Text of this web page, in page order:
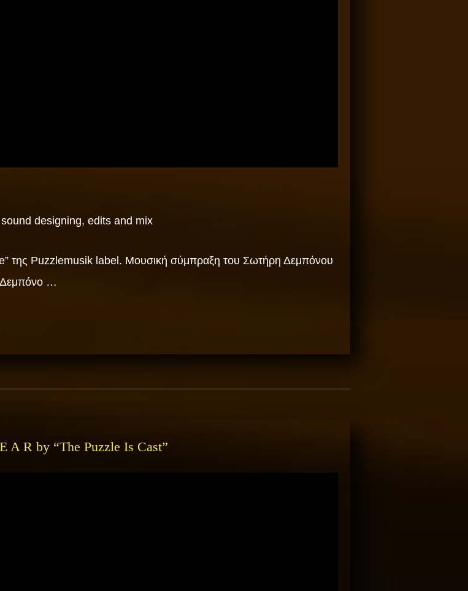
designing, edits and mix
της Puzzlemusik label. Μουσική σύμπραξη του Σωτήρη Δεμπόνου
Δεμπόνο …
A R by “The Puzzle Is Cast”